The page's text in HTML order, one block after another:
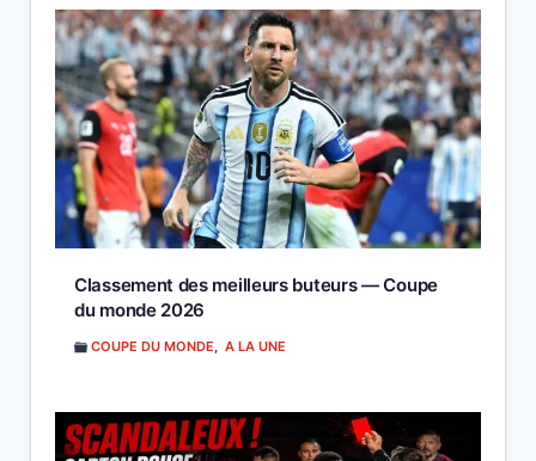
Classement des meilleurs buteurs — Coupe
du monde 2026
COUPE DU MONDE, A LA UNE